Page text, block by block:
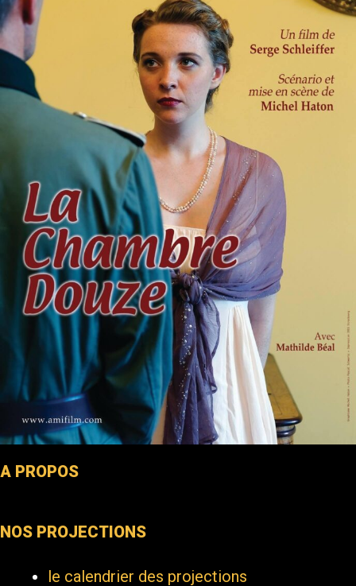
A PROPOS
NOS PROJECTIONS
le calendrier des projections